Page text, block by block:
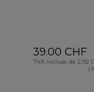
39.00 CHF
TVA incluse de 2.92
(